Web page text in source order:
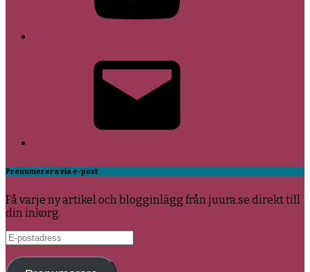
Prenumerera via e-post
Få varje ny artikel och blogginlägg från juura.se direkt till
din inkorg.
E-
postadress